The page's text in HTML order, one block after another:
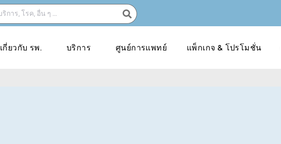
เกี่ยวกับ รพ. บริการ ศูนย์การแพทย์ แพ็กเกจ & โปรโมชั่น